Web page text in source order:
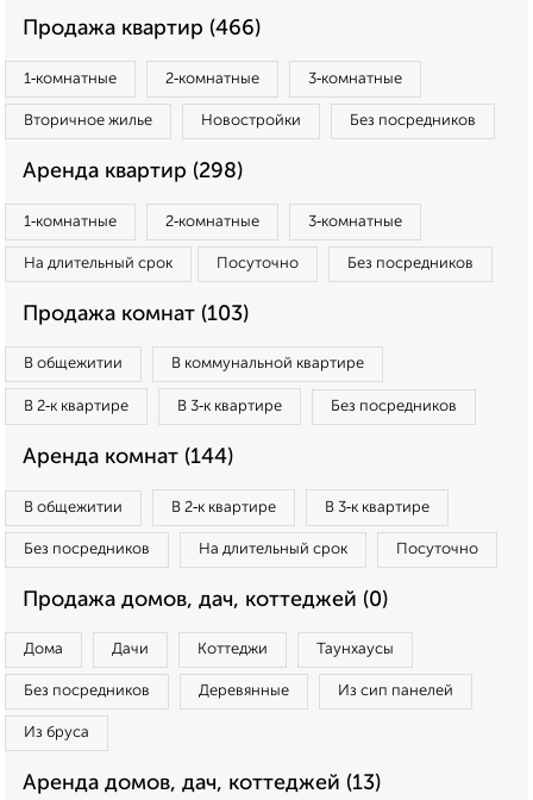
Продажа квартир (466)
1‑комнатные 2‑комнатные 3‑комнатные
Вторичное жилье Новостройки Без посредников
Аренда квартир (298)
1‑комнатные 2‑комнатные 3‑комнатные
На длительный срок Посуточно Без посредников
Продажа комнат (103)
В общежитии В коммунальной квартире
В 2‑к квартире В 3‑к квартире Без посредников
Аренда комнат (144)
В общежитии В 2‑к квартире В 3‑к квартире
Без посредников На длительный срок Посуточно
Продажа домов, дач, коттеджей (0)
Дома Дачи Коттеджи Таунхаусы
Без посредников Деревянные Из сип панелей
Из бруса
Аренда домов, дач, коттеджей (13)